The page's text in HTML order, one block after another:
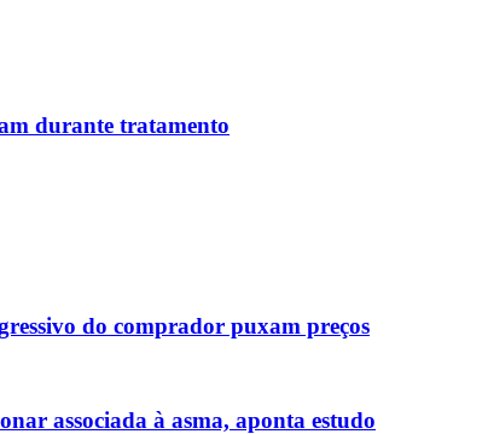
durante tratamento
do comprador puxam preços
associada à asma, aponta estudo